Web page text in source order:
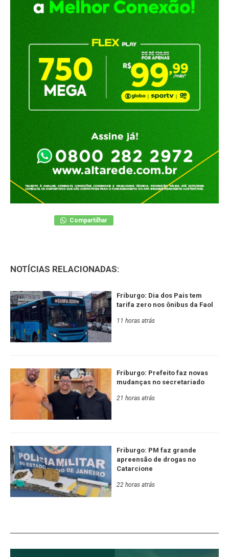
Compartilhar
NOTÍCIAS RELACIONADAS:
Friburgo: Dia dos Pais tem
tarifa zero nos ônibus da Faol
11 horas atrás
Friburgo: Prefeito faz novas
mudanças no secretariado
21 horas atrás
Friburgo: PM faz grande
apreensão de drogas no
Catarcione
22 horas atrás